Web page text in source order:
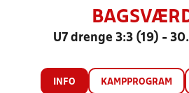
U7 drenge 3:3 (19) -
INFO KAMPPROGRAM